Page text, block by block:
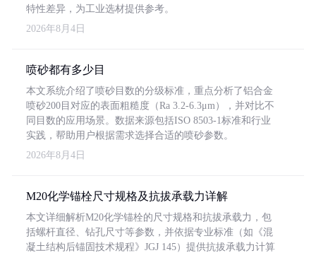
特性差异，为工业选材提供参考。
2026年8月4日
喷砂都有多少目
本文系统介绍了喷砂目数的分级标准，重点分析了铝合金
喷砂200目对应的表面粗糙度（Ra 3.2-6.3μm），并对比不
同目数的应用场景。数据来源包括ISO 8503-1标准和行业
实践，帮助用户根据需求选择合适的喷砂参数。
2026年8月4日
M20化学锚栓尺寸规格及抗拔承载力详解
本文详细解析M20化学锚栓的尺寸规格和抗拔承载力，包
括螺杆直径、钻孔尺寸等参数，并依据专业标准（如《混
凝土结构后锚固技术规程》JGJ 145）提供抗拔承载力计算